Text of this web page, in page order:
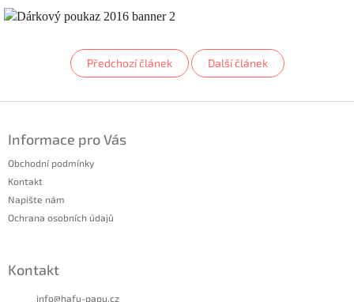
Předchozí článek Další článek
Informace pro Vás
Obchodní podmínky
Kontakt
Napište nám
Ochrana osobních údajů
Kontakt
info@hafu-papu.cz